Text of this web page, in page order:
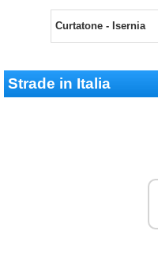
Curtatone - Isernia
Strade in Italia